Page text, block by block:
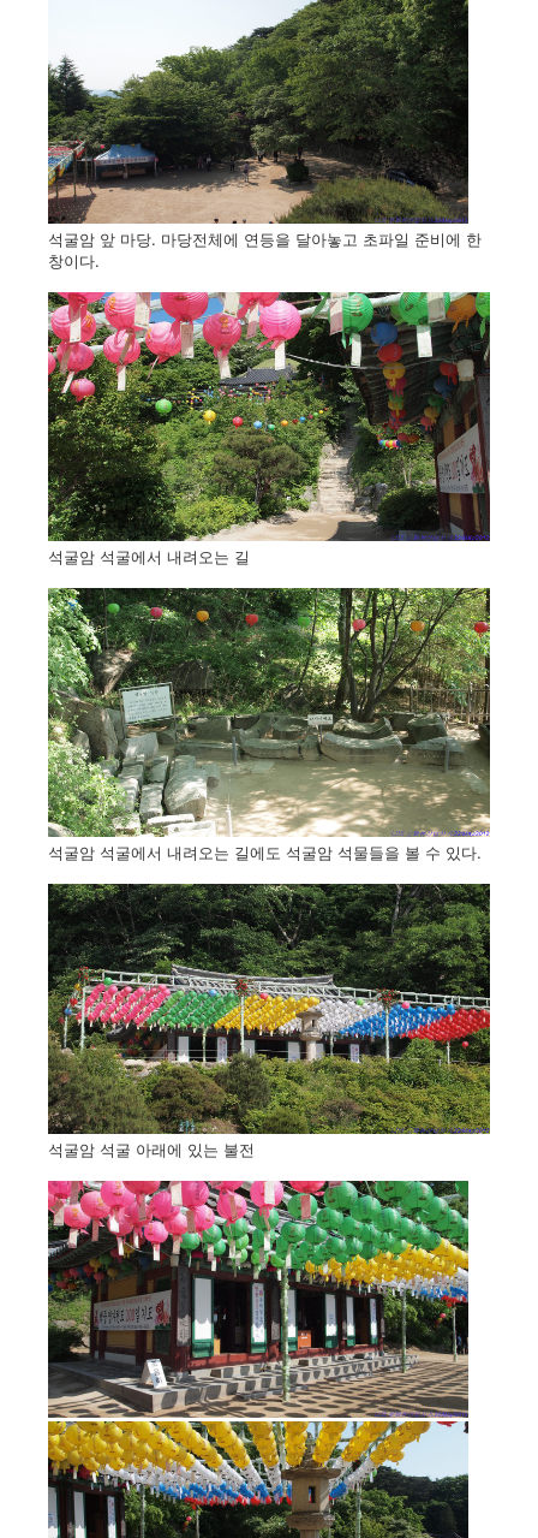
석굴암 앞 마당. 마당전체에 연등을 달아놓고 초파일 준비에 한
창이다.
석굴암 석굴에서 내려오는 길
석굴암 석굴에서 내려오는 길에도 석굴암 석물들을 볼 수 있다.
석굴암 석굴 아래에 있는 불전